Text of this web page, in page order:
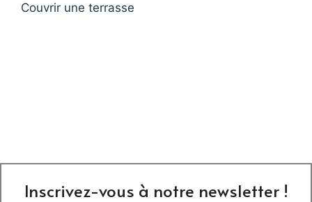
Couvrir une terrasse
Inscrivez-vous à notre newsletter !